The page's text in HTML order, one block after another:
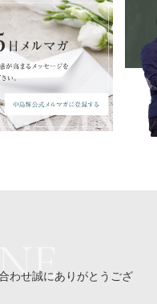
わせ誠にありがとうござ